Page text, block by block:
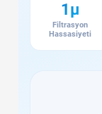
1µ
Filtrasyon
Hassasiyeti